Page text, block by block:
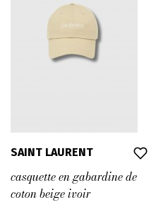
SAINT LAURENT
casquette en gabardine de
coton beige ivoir